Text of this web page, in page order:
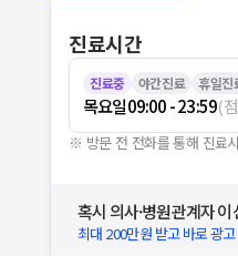
진료시간
진료중 야간진료 휴일진
목요일09:00 - 23:59(
※ 방문 전 전화를 통해 진료
혹시 의사·병원관계자
최대 200만원 받고 바로 광